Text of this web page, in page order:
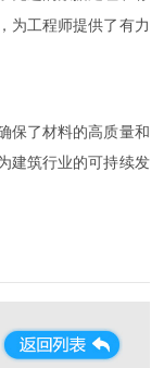
为工程师提供了有力
保了材料的高质量和
建筑行业的可持续发